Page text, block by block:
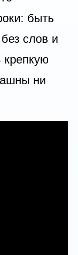
быть
слов и
крепкую
ни